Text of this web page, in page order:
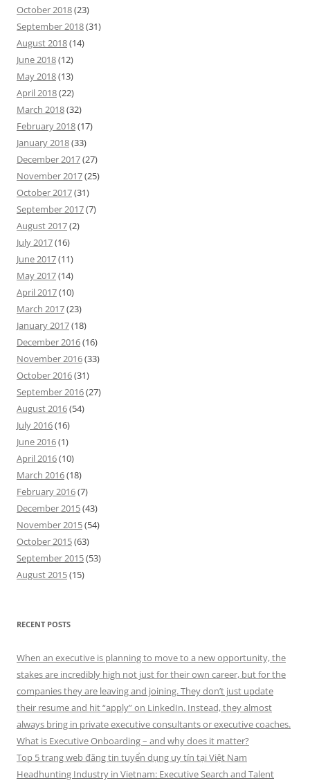
October 2018(23)
September 2018(31)
August 2018(14)
June 2018(12)
May 2018(13)
April 2018(22)
March 2018(32)
February 2018(17)
January 2018(33)
December 2017(27)
November 2017(25)
October 2017(31)
September 2017(7)
August 2017(2)
July 2017(16)
June 2017(11)
May 2017(14)
April 2017(10)
March 2017(23)
January 2017(18)
December 2016(16)
November 2016(33)
October 2016(31)
September 2016(27)
August 2016(54)
July 2016(16)
June 2016(1)
April 2016(10)
March 2016(18)
February 2016(7)
December 2015(43)
November 2015(54)
October 2015(63)
September 2015(53)
August 2015(15)
RECENT POSTS
When an executive is planning to move to a new opportunity, the
stakes are incredibly high not just for their own career, but for the
companies they are leaving and joining. They don’t just update
their resume and hit “apply” on LinkedIn. Instead, they almost
always bring in private executive consultants or executive coaches.
What is Executive Onboarding – and why does it matter?
Top 5 trang web đăng tin tuyển dụng uy tín tại Việt Nam
Headhunting Industry in Vietnam: Executive Search and Talent